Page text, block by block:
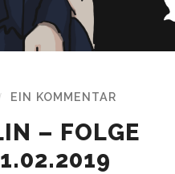
/ EIN KOMMENTAR
– FOLGE